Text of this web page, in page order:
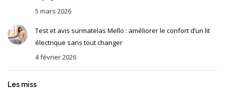
5 mars 2026
Test et avis surmatelas Mello : améliorer le confort d’un lit
électrique sans tout changer
4 février 2026
Les miss